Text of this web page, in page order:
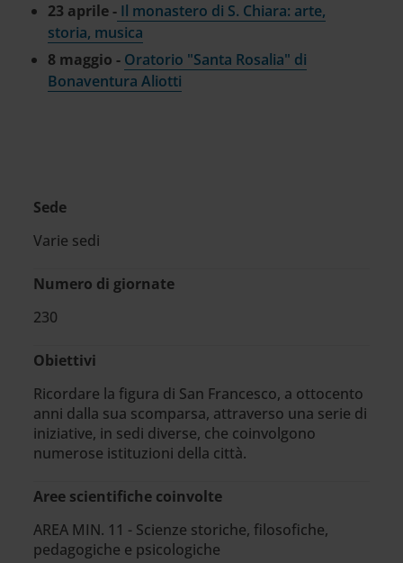
23 aprile - Il monastero di S. Chiara: arte,
storia, musica
8 maggio - Oratorio "Santa Rosalia" di
Bonaventura Aliotti
Sede
Varie sedi
Numero di giornate
230
Obiettivi
Ricordare la figura di San Francesco, a ottocento
anni dalla sua scomparsa, attraverso una serie di
iniziative, in sedi diverse, che coinvolgono
numerose istituzioni della città.
Aree scientifiche coinvolte
AREA MIN. 11 - Scienze storiche, filosofiche,
pedagogiche e psicologiche